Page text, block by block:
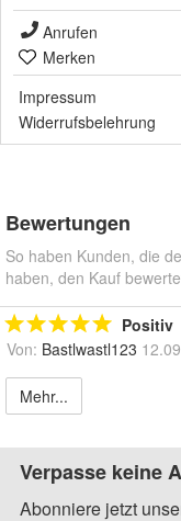
Anrufen
Merken
Impressum
Widerrufsbelehrung
Bewertungen
So haben Kunden, die
haben, den Kauf
Positiv
Von: Bastlwastl123
Mehr...
Verpasse keine
Abonniere jetzt